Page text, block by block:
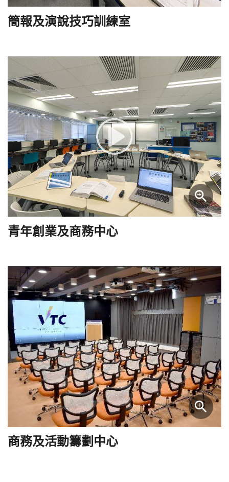
簡報及演說技巧訓練室
青年創業及商務中心
商務及活動籌劃中心